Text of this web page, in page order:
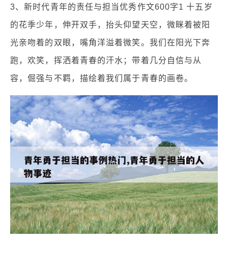
3、新时代青年的责任与担当优秀作文600字1 十五岁
的花季少年，伸开双手，抬头仰望天空，微眯着被阳
光亲吻着的双眼，嘴角洋溢着微笑。我们在阳光下奔
跑，欢笑，挥洒着青春的汗水；带着几分自信与从
容，倔强与不羁，描绘着我们属于青春的画卷。